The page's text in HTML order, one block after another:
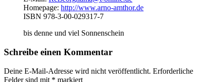
Homepage: http://www.arno-amthor.de
ISBN 978-3-00-029317-7
bis denne und viel Sonnenschein
Schreibe einen Kommentar
Deine E-Mail-Adresse wird nicht veröffentlicht. Erforderliche
Felder sind mit * markiert